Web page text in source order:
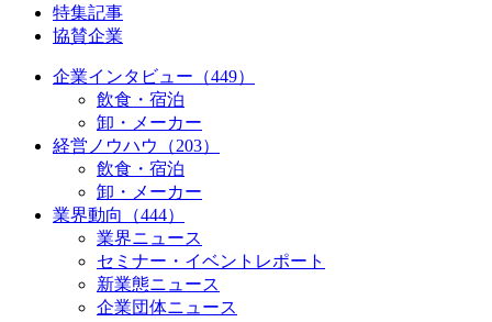
特集記事
協賛企業
企業インタビュー（449）
飲食・宿泊
卸・メーカー
経営ノウハウ（203）
飲食・宿泊
卸・メーカー
業界動向（444）
業界ニュース
セミナー・イベントレポート
新業態ニュース
企業団体ニュース